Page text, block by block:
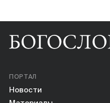
ПОРТАЛ
Новости